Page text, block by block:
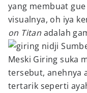
yang membuat
visualnya, oh iya
on Titan adalah
Meski Giring suka
tersebut, anehnya
tertarik seperti